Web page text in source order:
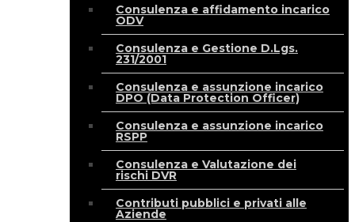
Consulenza e affidamento incarico
ODV
Consulenza e Gestione D.Lgs.
231/2001
Consulenza e assunzione incarico
DPO (Data Protection Officer)
Consulenza e assunzione incarico
RSPP
Consulenza e Valutazione dei
rischi DVR
Contributi pubblici e privati alle
Aziende